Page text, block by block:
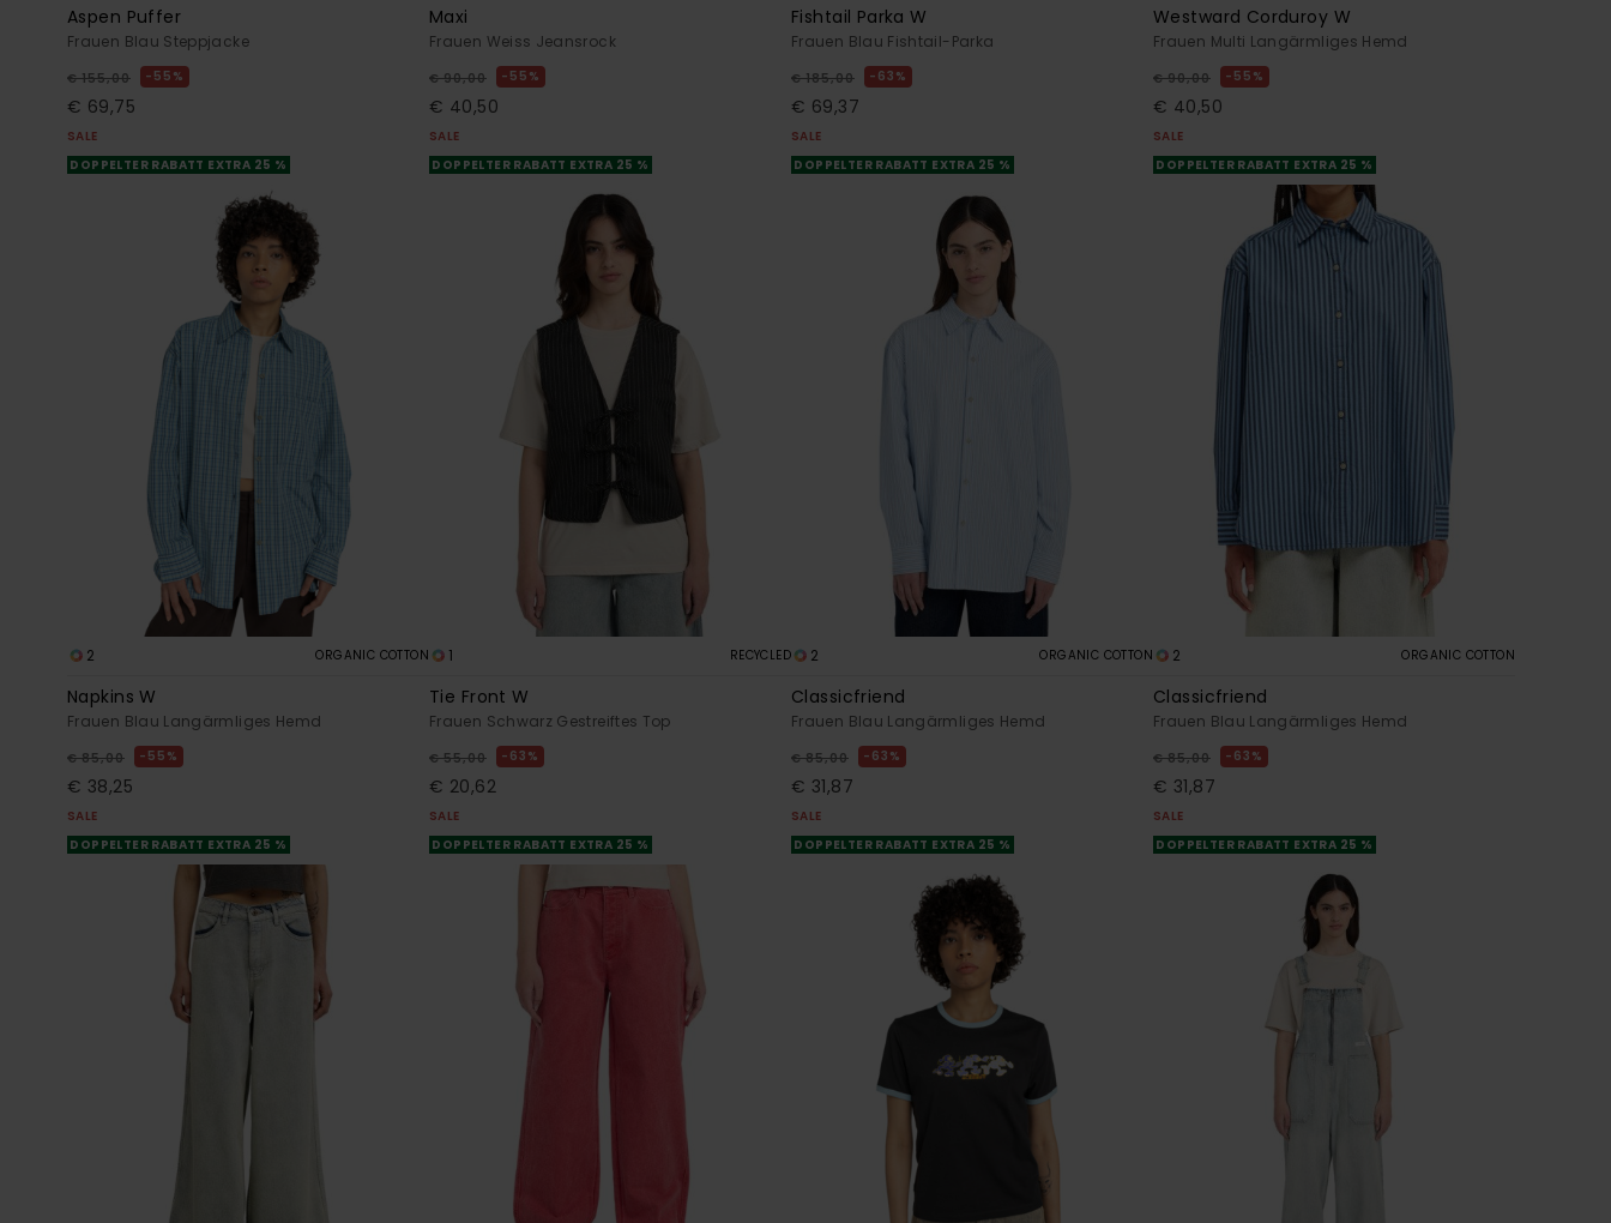
Aspen Puffer
Frauen Blau Steppjacke
€ 155,00 55%
€ 69,75
SALE
DOPPELTER RABATT EXTRA 25 %
Maxi
Frauen Weiss Jeansrock
€ 90,00 55%
€ 40,50
SALE
DOPPELTER RABATT EXTRA 25 %
Fishtail Parka W
Frauen Blau Fishtail-Parka
€ 185,00 63%
€ 69,37
SALE
DOPPELTER RABATT EXTRA 25 %
Westward Corduroy W
Frauen Multi Langärmliges Hemd
€ 90,00 55%
€ 40,50
SALE
DOPPELTER RABATT EXTRA 25 %
2 ORGANIC COTTON
Napkins W
Frauen Blau Langärmliges Hemd
€ 85,00 55%
€ 38,25
SALE
DOPPELTER RABATT EXTRA 25 %
1 RECYCLED
Tie Front W
Frauen Schwarz Gestreiftes Top
€ 55,00 63%
€ 20,62
SALE
DOPPELTER RABATT EXTRA 25 %
2 ORGANIC COTTON
Classicfriend
Frauen Blau Langärmliges Hemd
€ 85,00 63%
€ 31,87
SALE
DOPPELTER RABATT EXTRA 25 %
2 ORGANIC COTTON
Classicfriend
Frauen Blau Langärmliges Hemd
€ 85,00 63%
€ 31,87
SALE
DOPPELTER RABATT EXTRA 25 %